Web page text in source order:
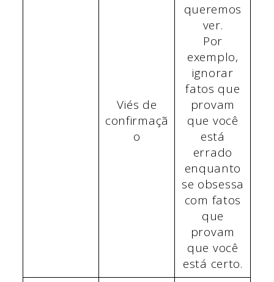
Viés de
confirmaçã
o
queremos
ver.
Por
exemplo,
ignorar
fatos que
provam
que você
está
errado
enquanto
se obsessa
com fatos
que
provam
que você
está certo.